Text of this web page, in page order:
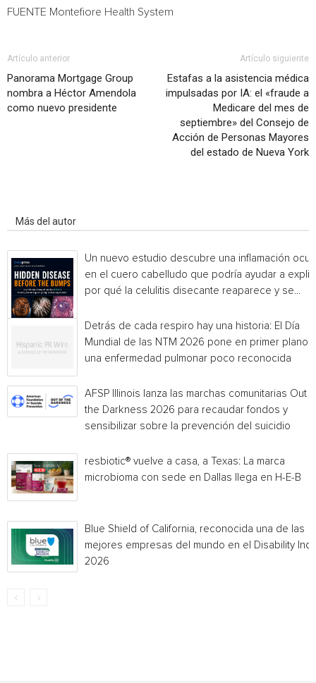
FUENTE Montefiore Health System
Artículo anterior
Panorama Mortgage Group
nombra a Héctor Amendola
como nuevo presidente
Artículo siguiente
Estafas a la asistencia médica
impulsadas por IA: el «fraude a
Medicare del mes de
septiembre» del Consejo de
Acción de Personas Mayores
del estado de Nueva York
Más del autor
Un nuevo estudio descubre una inflamación
en el cuero cabelludo que podría ayudar a
por qué la celulitis disecante reaparece y se...
Detrás de cada respiro hay una historia: El Día
Mundial de las NTM 2026 pone en primer plano
una enfermedad pulmonar poco reconocida
AFSP Illinois lanza las marchas comunitarias Out
the Darkness 2026 para recaudar fondos y
sensibilizar sobre la prevención del suicidio
resbiotic® vuelve a casa, a Texas: La marca
microbioma con sede en Dallas llega en H-E-B
Blue Shield of California, reconocida una de las
mejores empresas del mundo en el Disability
2026